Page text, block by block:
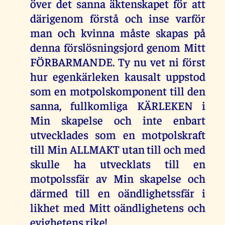
över det sanna äktenskapet för att
därigenom förstå och inse varför
man och kvinna måste skapas på
denna förslösningsjord genom Mitt
FÖRBARMANDE. Ty nu vet ni först
hur egenkärleken kausalt uppstod
som en motpolskomponent till den
sanna, fullkomliga KÄRLEKEN i
Min skapelse och inte enbart
utvecklades som en motpolskraft
till Min ALLMAKT utan till och med
skulle ha utvecklats till en
motpolssfär av Min skapelse och
därmed till en oändlighetssfär i
likhet med Mitt oändlighetens och
evighetens rike!